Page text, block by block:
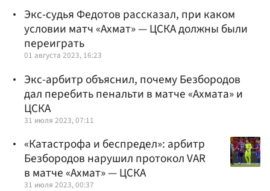
Экс-судья Федотов рассказал, при каком
условии матч «Ахмат» — ЦСКА должны были
переиграть
01 августа 2023, 16:23
Экс-арбитр объяснил, почему Безбородов
дал перебить пенальти в матче «Ахмата» и
ЦСКА
31 июля 2023, 07:11
«Катастрофа и беспредел»: арбитр
Безбородов нарушил протокол VAR
в матче «Ахмат» — ЦСКА
31 июля 2023, 00:37